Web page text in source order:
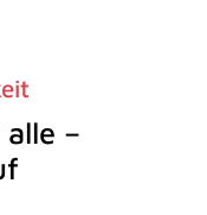
–